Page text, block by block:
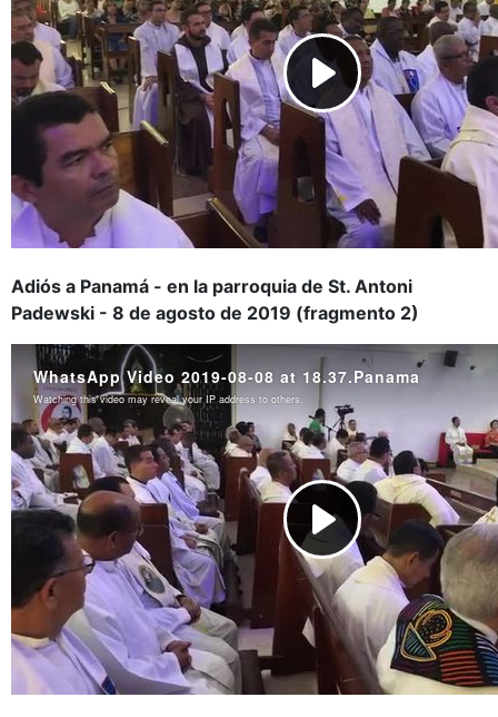
Adiós a Panamá - en la parroquia de St. Antoni
Padewski - 8 de agosto de 2019 (fragmento 2)